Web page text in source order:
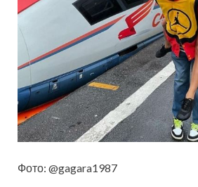
Фото: @gagara1987